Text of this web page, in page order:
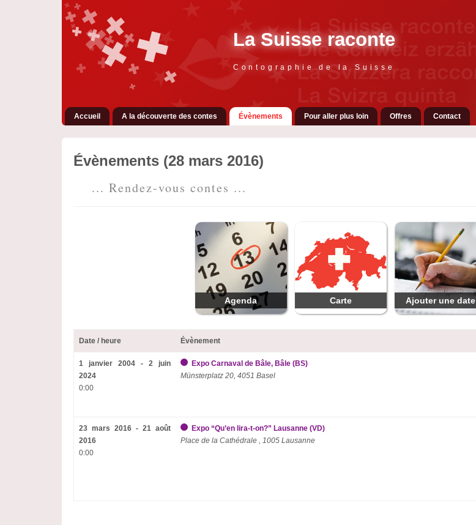
La Suisse raconte
Contographie de la Suisse
Accueil A la découverte des contes Évènements Pour aller plus loin Offres Contact
Évènements (28 mars 2016)
... Rendez-vous contes ...
Agenda Carte Ajouter une date
Date / heure Évènement
1 janvier 2004 - 2 juin
2024
0:00
Expo Carnaval de Bâle, Bâle (BS)
Münsterplatz 20, 4051 Basel
23 mars 2016 - 21 août
2016
0:00
Expo “Qu’en lira-t-on?” Lausanne (VD)
Place de la Cathédrale , 1005 Lausanne